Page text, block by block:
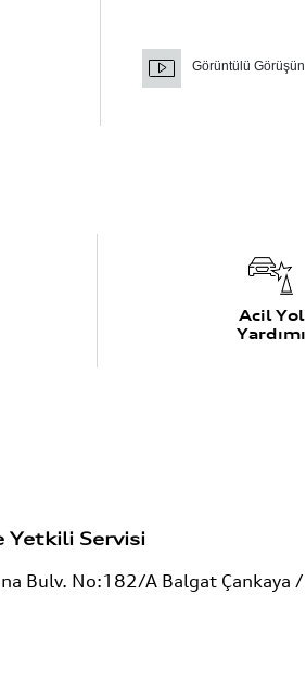
Görüntülü Görüşün
Acil Yol
Yardımı
Yetkili Servisi
Bulv. No:182/A Balgat Çankaya /